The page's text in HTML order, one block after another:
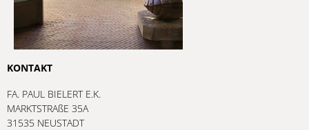
KONTAKT
FA. PAUL BIELERT E.K.
MARKTSTRAßE 35A
31535 NEUSTADT